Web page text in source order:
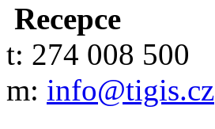
Recepce
t: 274 008 500
m: info@tigis.cz